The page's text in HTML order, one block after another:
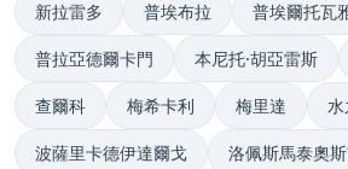
新拉雷多 普埃布拉 普埃爾托瓦
普拉亞德爾卡門 本尼托·胡亞雷斯
查爾科 梅希卡利 梅里達 水
波薩里卡德伊達爾戈 洛佩斯馬泰奧